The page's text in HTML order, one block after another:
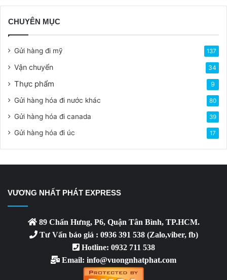
CHUYÊN MỤC
Gửi hàng đi mỹ 137
Vận chuyển 34
Thực phẩm 9
Gửi hàng hóa đi nước khác 80
Gửi hàng hóa đi canada 39
Gửi hàng hóa đi úc 17
VƯƠNG NHẤT PHÁT EXPRESS
89 Chấn Hưng, P6, Quận Tân Bình, TP.HCM.
Tư Vấn báo giá : 0936 391 538 (Zalo,viber, fb)
Hotline: 0932 711 538
Email: info@vuongnhatphat.com